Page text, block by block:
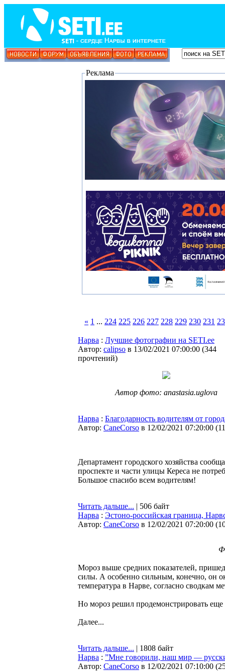
Реклама
« 1 ... 224 225 226 227 228 229 230 231
Нарва : Лучшие фотографии на SETI.ee
Автор: calipso в 13/02/2021 07:00:00 (344
прочтений)
Автор фото: anastasia.uglova
Нарва : Благодарность водителям от
Автор: CaneCorso в 12/02/2021 07:20:00 (
Департамент городского хозяйства
проспекте и части улицы Кереса не
Большое спасибо всем водителям!
Читать дальше... | 506 байт
Нарва : Эстоно-российская граница,
Автор: CaneCorso в 12/02/2021 07:20:00 (
Мороз выше средних показателей,
силы. А особенно сильным, конечно, он
температура в Нарве, согласно сводкам
Но мороз решил продемонстрировать
Далее...
Читать дальше... | 1808 байт
Нарва : ”Мне говорили, наш мир —
Автор: CaneCorso в 12/02/2021 07:10:00 (